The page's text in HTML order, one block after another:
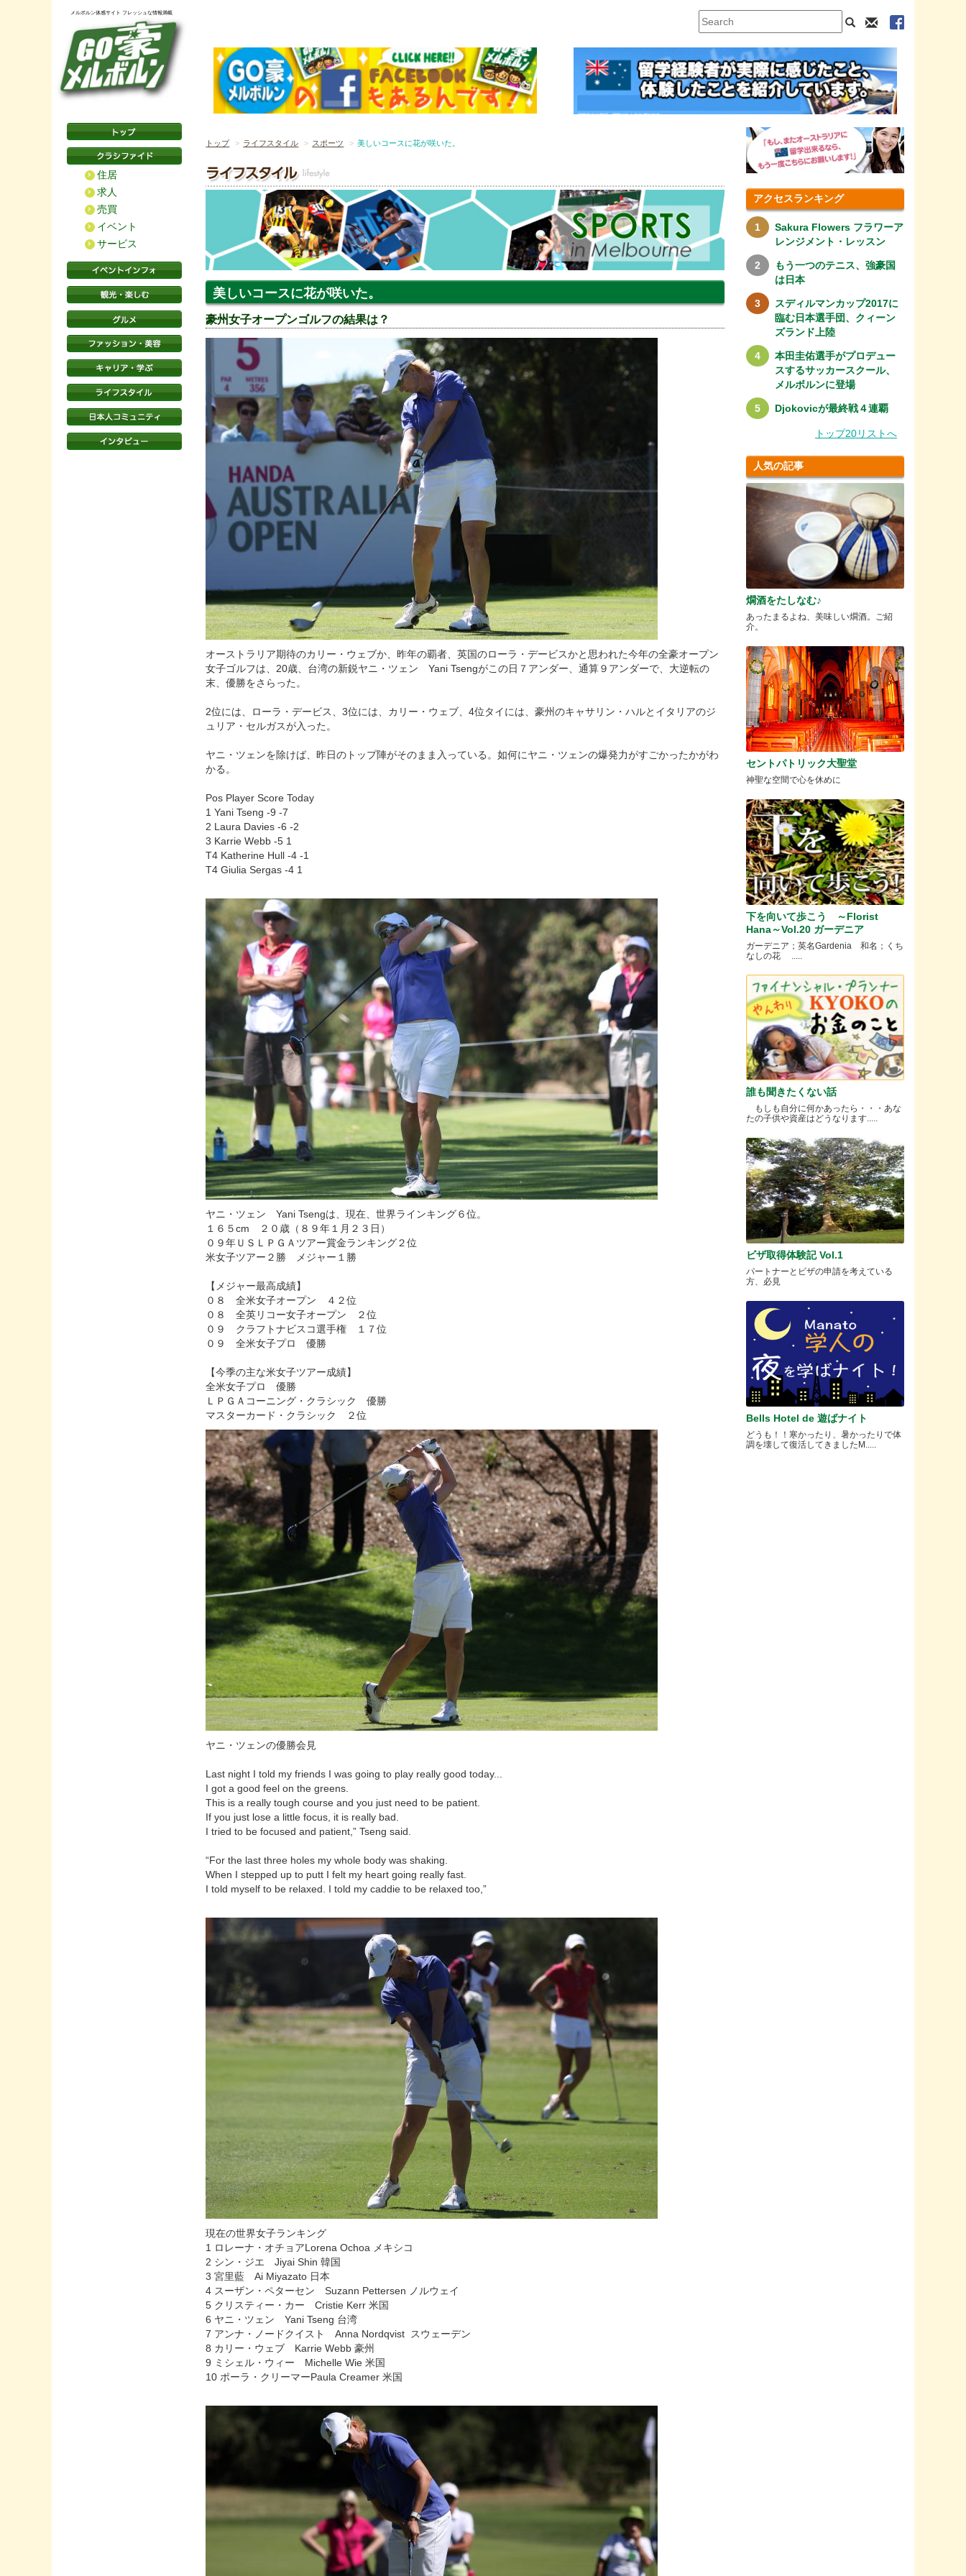
メルボルン体感サイト フレッシュな情報満載
住居
求人
売買
イベント
サービス
トップ ライフスタイル スポーツ 美しいコースに花が咲いた。
美しいコースに花が咲いた。
豪州女子オープンゴルフの結果は？
オーストラリア期待のカリー・ウェブか、昨年の覇者、英国のローラ・デービスかと思われた今年の全豪オープン
女子ゴルフは、20歳、台湾の新鋭ヤニ・ツェン Yani Tsengがこの日７アンダー、通算９アンダーで、大逆転の
末、優勝をさらった。
2位には、ローラ・デービス、3位には、カリー・ウェブ、4位タイには、豪州のキャサリン・ハルとイタリアのジ
ュリア・セルガスが入った。
ヤニ・ツェンを除けば、昨日のトップ陣がそのまま入っている。如何にヤニ・ツェンの爆発力がすごかったかがわ
かる。
Pos Player Score Today
1 Yani Tseng -9 -7
2 Laura Davies -6 -2
3 Karrie Webb -5 1
T4 Katherine Hull -4 -1
T4 Giulia Sergas -4 1
ヤニ・ツェン Yani Tsengは、現在、世界ラインキング６位。
１６５cm ２０歳（８９年１月２３日）
０９年ＵＳＬＰＧＡツアー賞金ランキング２位
米女子ツアー２勝 メジャー１勝
【メジャー最高成績】
０８ 全米女子オープン ４２位
０８ 全英リコー女子オープン ２位
０９ クラフトナビスコ選手権 １７位
０９ 全米女子プロ 優勝
【今季の主な米女子ツアー成績】
全米女子プロ 優勝
ＬＰＧＡコーニング・クラシック 優勝
マスターカード・クラシック ２位
ヤニ・ツェンの優勝会見
Last night I told my friends I was going to play really good today...
I got a good feel on the greens.
This is a really tough course and you just need to be patient.
If you just lose a little focus, it is really bad.
I tried to be focused and patient,” Tseng said.
“For the last three holes my whole body was shaking.
When I stepped up to putt I felt my heart going really fast.
I told myself to be relaxed. I told my caddie to be relaxed too,”
現在の世界女子ランキング
1 ロレーナ・オチョアLorena Ochoa メキシコ
2 シン・ジエ Jiyai Shin 韓国
3 宮里藍 Ai Miyazato 日本
4 スーザン・ペターセン Suzann Pettersen ノルウェイ
5 クリスティー・カー Cristie Kerr 米国
6 ヤニ・ツェン Yani Tseng 台湾
7 アンナ・ノードクイスト Anna Nordqvist スウェーデン
8 カリー・ウェブ Karrie Webb 豪州
9 ミシェル・ウィー Michelle Wie 米国
10 ポーラ・クリーマーPaula Creamer 米国
アクセスランキング
Sakura Flowers フラワーア
レンジメント・レッスン
もう一つのテニス、強豪国
は日本
スディルマンカップ2017に
臨む日本選手団、クィーン
ズランド上陸
本田圭佑選手がプロデュー
スするサッカースクール、
メルボルンに登場
Djokovicが最終戦４連覇
トップ20リストへ
人気の記事
燗酒をたしなむ♪
あったまるよね、美味しい燗酒。ご紹
介。
セントパトリック大聖堂
神聖な空間で心を休めに
下を向いて歩こう ～Florist
Hana～Vol.20 ガーデニア
ガーデニア；英名Gardenia 和名；くち
なしの花 .....
誰も聞きたくない話
もしも自分に何かあったら・・・あな
たの子供や資産はどうなります.....
ビザ取得体験記 Vol.1
パートナーとビザの申請を考えている
方、必見
Bells Hotel de 遊ばナイト
どうも！！寒かったり、暑かったりで体
調を壊して復活してきましたM.....